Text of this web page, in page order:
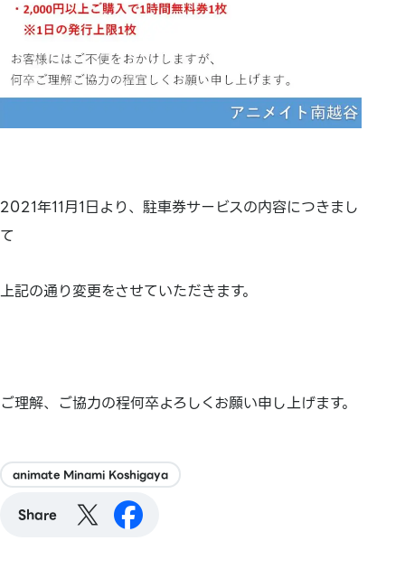
2021年11月1日より、駐車券サービスの内容につきまし
て
上記の通り変更をさせていただきます。
ご理解、ご協力の程何卒よろしくお願い申し上げます。
animate Minami Koshigaya
Share